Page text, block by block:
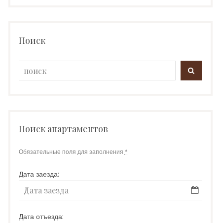
Поиск
for:
SEARCH
Поиск апартаментов
Обязательные поля для заполнения *
Дата заезда:
Дата отъезда: